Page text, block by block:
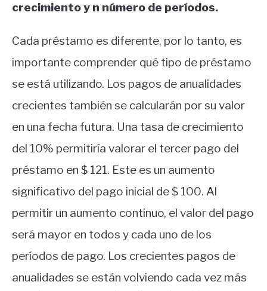
crecimiento y n número de períodos.
Cada préstamo es diferente, por lo tanto, es
importante comprender qué tipo de préstamo
se está utilizando. Los pagos de anualidades
crecientes también se calcularán por su valor
en una fecha futura. Una tasa de crecimiento
del 10% permitiría valorar el tercer pago del
préstamo en $ 121. Este es un aumento
significativo del pago inicial de $ 100. Al
permitir un aumento continuo, el valor del pago
será mayor en todos y cada uno de los
períodos de pago. Los crecientes pagos de
anualidades se están volviendo cada vez más